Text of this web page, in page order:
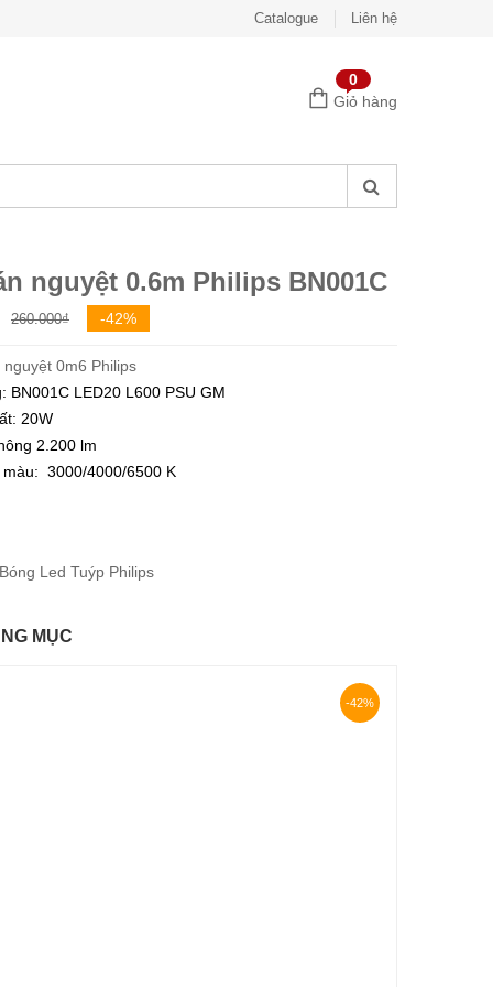
Catalogue Liên hệ
0
Giỏ hàng
nguyệt 0.6m Philips BN001C
260.000₫Giá
là:
260.000₫.
Giá
tại
là:
-42%
0m6 Philips
BN001C LED20 L600 PSU GM
20W
2.200 lm
màu: 3000/4000/6500 K
Bóng Led Tuýp Philips
MỤC
-42%